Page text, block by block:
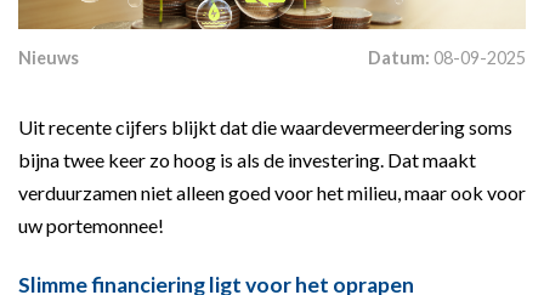
Nieuws Datum: 08-09-2025
Uit recente cijfers blijkt dat die waardevermeerdering soms
bijna twee keer zo hoog is als de investering. Dat maakt
verduurzamen niet alleen goed voor het milieu, maar ook voor
uw portemonnee!
Slimme financiering ligt voor het oprapen